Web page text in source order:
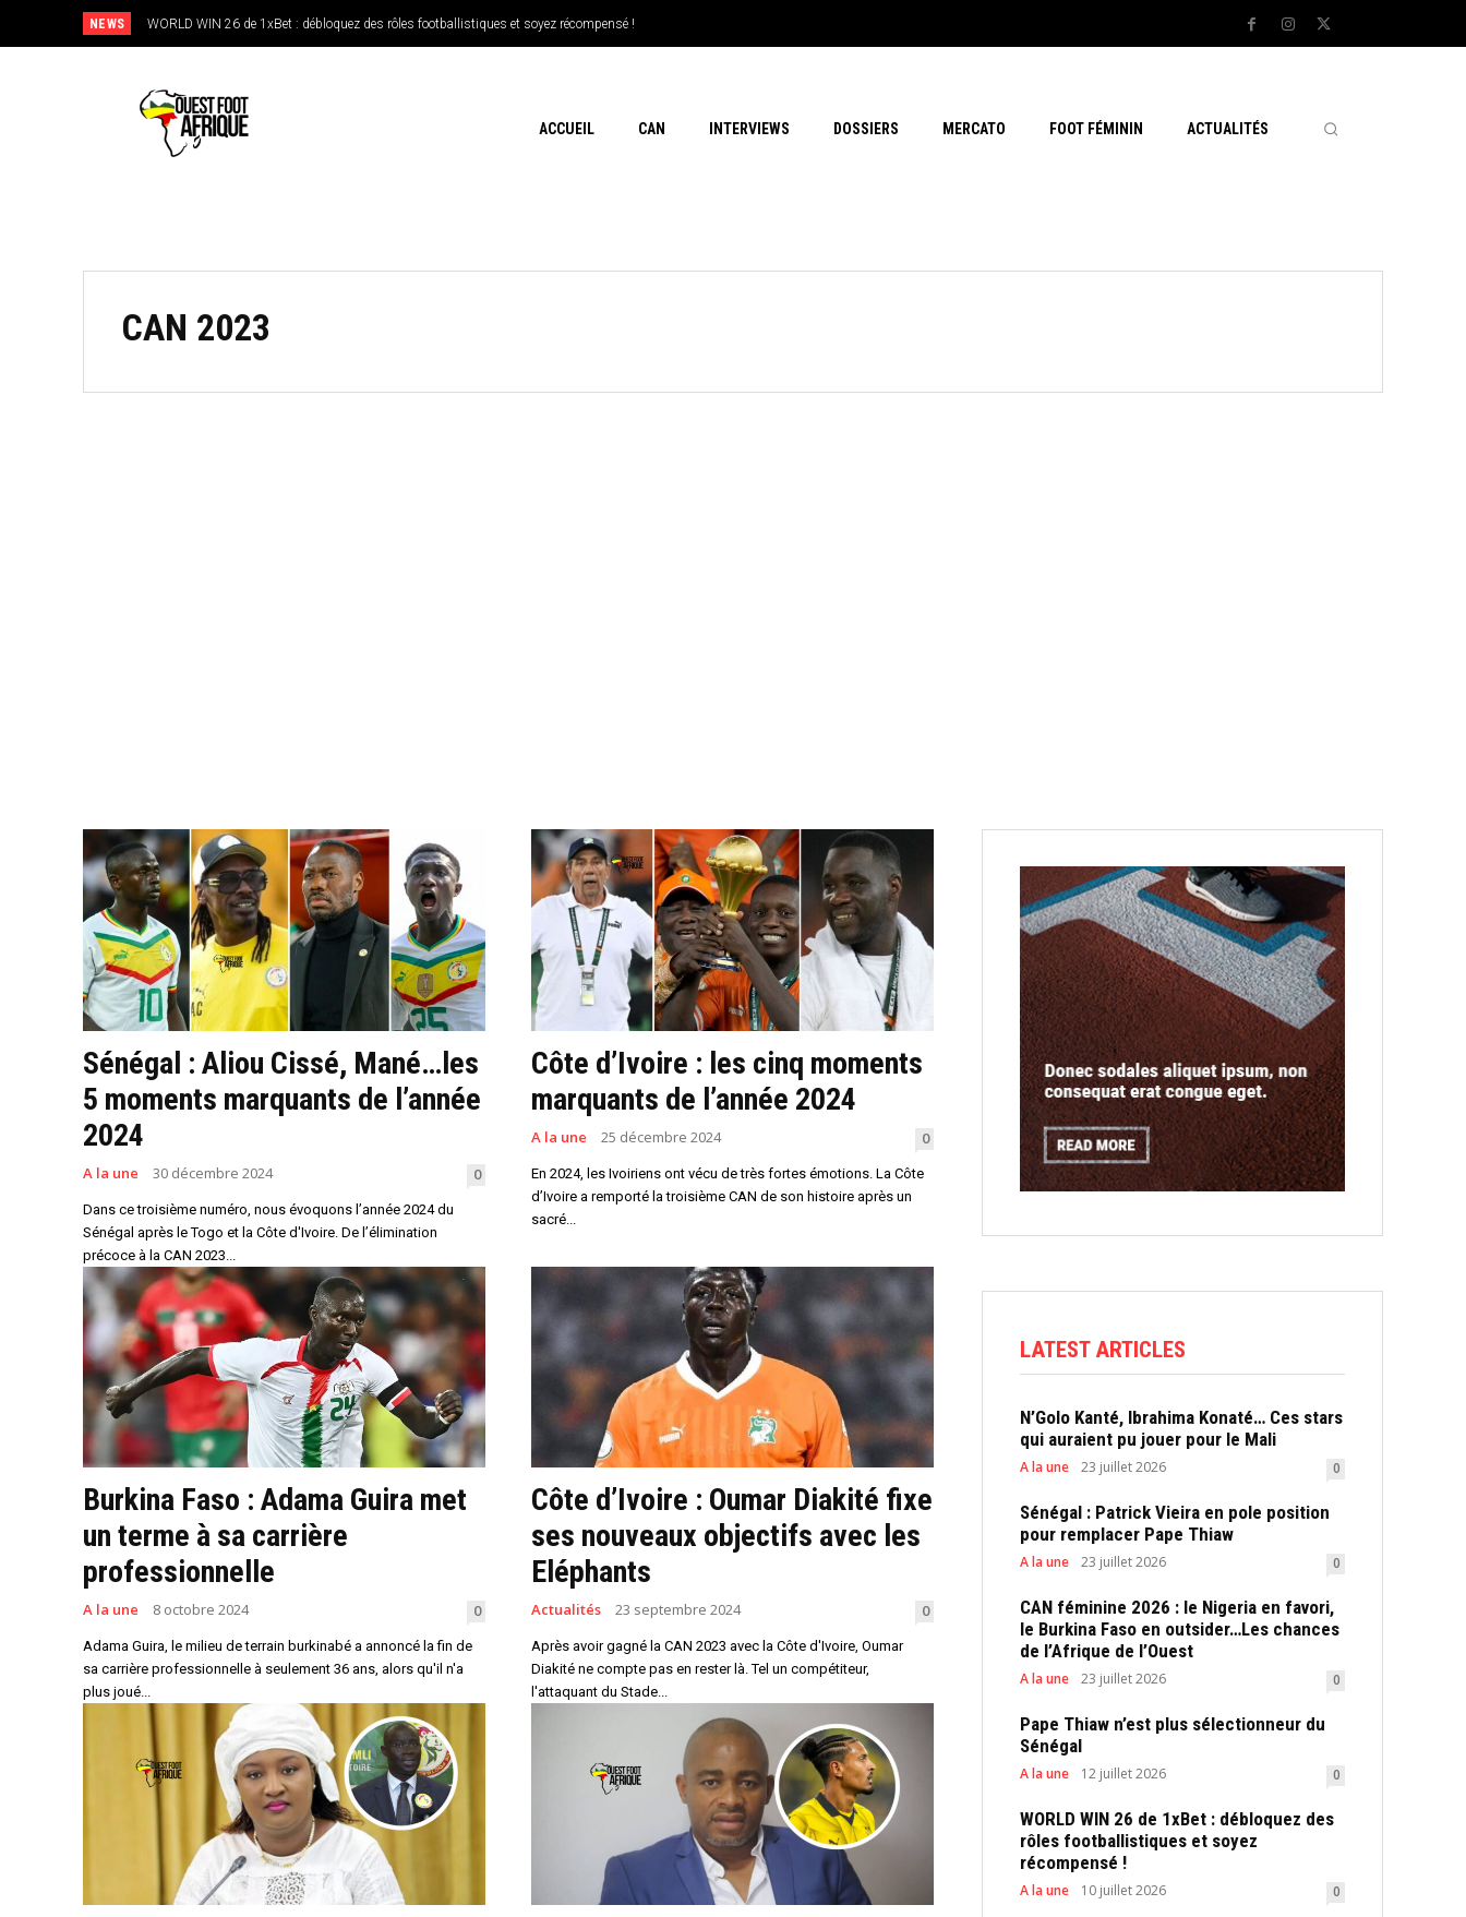
NEWS WORLD WIN 26 de 1xBet : débloquez des rôles footballistiques et soyez récompensé !
ACCUEIL CAN INTERVIEWS DOSSIERS MERCATO FOOT FÉMININ ACTUALITÉS
CAN 2023
Sénégal : Aliou Cissé, Mané…les
5 moments marquants de l’année
2024
A la une 30 décembre 2024 0
Dans ce troisième numéro, nous évoquons l’année 2024 du
Sénégal après le Togo et la Côte d'Ivoire. De l’élimination
précoce à la CAN 2023...
Côte d’Ivoire : les cinq moments
marquants de l’année 2024
A la une 25 décembre 2024 0
En 2024, les Ivoiriens ont vécu de très fortes émotions. La Côte
d’Ivoire a remporté la troisième CAN de son histoire après un
sacré...
Burkina Faso : Adama Guira met
un terme à sa carrière
professionnelle
A la une 8 octobre 2024 0
Adama Guira, le milieu de terrain burkinabé a annoncé la fin de
sa carrière professionnelle à seulement 36 ans, alors qu'il n'a
plus joué...
Côte d’Ivoire : Oumar Diakité fixe
ses nouveaux objectifs avec les
Eléphants
Actualités 23 septembre 2024 0
Après avoir gagné la CAN 2023 avec la Côte d'Ivoire, Oumar
Diakité ne compte pas en rester là. Tel un compétiteur,
l'attaquant du Stade...
LATEST ARTICLES
N’Golo Kanté, Ibrahima Konaté… Ces stars
qui auraient pu jouer pour le Mali
A la une 23 juillet 2026 0
Sénégal : Patrick Vieira en pole position
pour remplacer Pape Thiaw
A la une 23 juillet 2026 0
CAN féminine 2026 : le Nigeria en favori,
le Burkina Faso en outsider…Les chances
de l’Afrique de l’Ouest
A la une 23 juillet 2026 0
Pape Thiaw n’est plus sélectionneur du
Sénégal
A la une 12 juillet 2026 0
WORLD WIN 26 de 1xBet : débloquez des
rôles footballistiques et soyez
récompensé !
A la une 10 juillet 2026 0